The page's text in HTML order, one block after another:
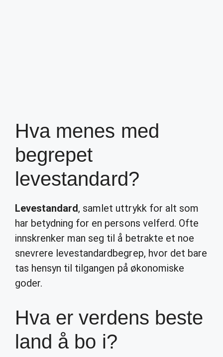
Hva menes med
begrepet
levestandard?
Levestandard, samlet uttrykk for alt som
har betydning for en persons velferd. Ofte
innskrenker man seg til å betrakte et noe
snevrere levestandardbegrep, hvor det bare
tas hensyn til tilgangen på økonomiske
goder.
Hva er verdens beste
land å bo i?